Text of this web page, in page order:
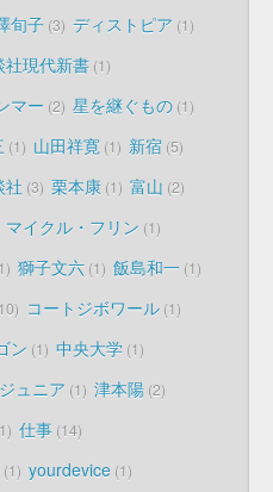
旬子 3 ディストピア 1
社現代新書 1
マー 2 星を継ぐもの 1
1 山田祥寛 1 新宿 5
社 3 栗本康 1 富山 2
マイクル・フリン 1
1 獅子文六 1 飯島和一 1
10 コートジボワール 1
ン 1 中央大学 1
ュニア 1 津本陽 2
1 仕事 14
1 yourdevice 1